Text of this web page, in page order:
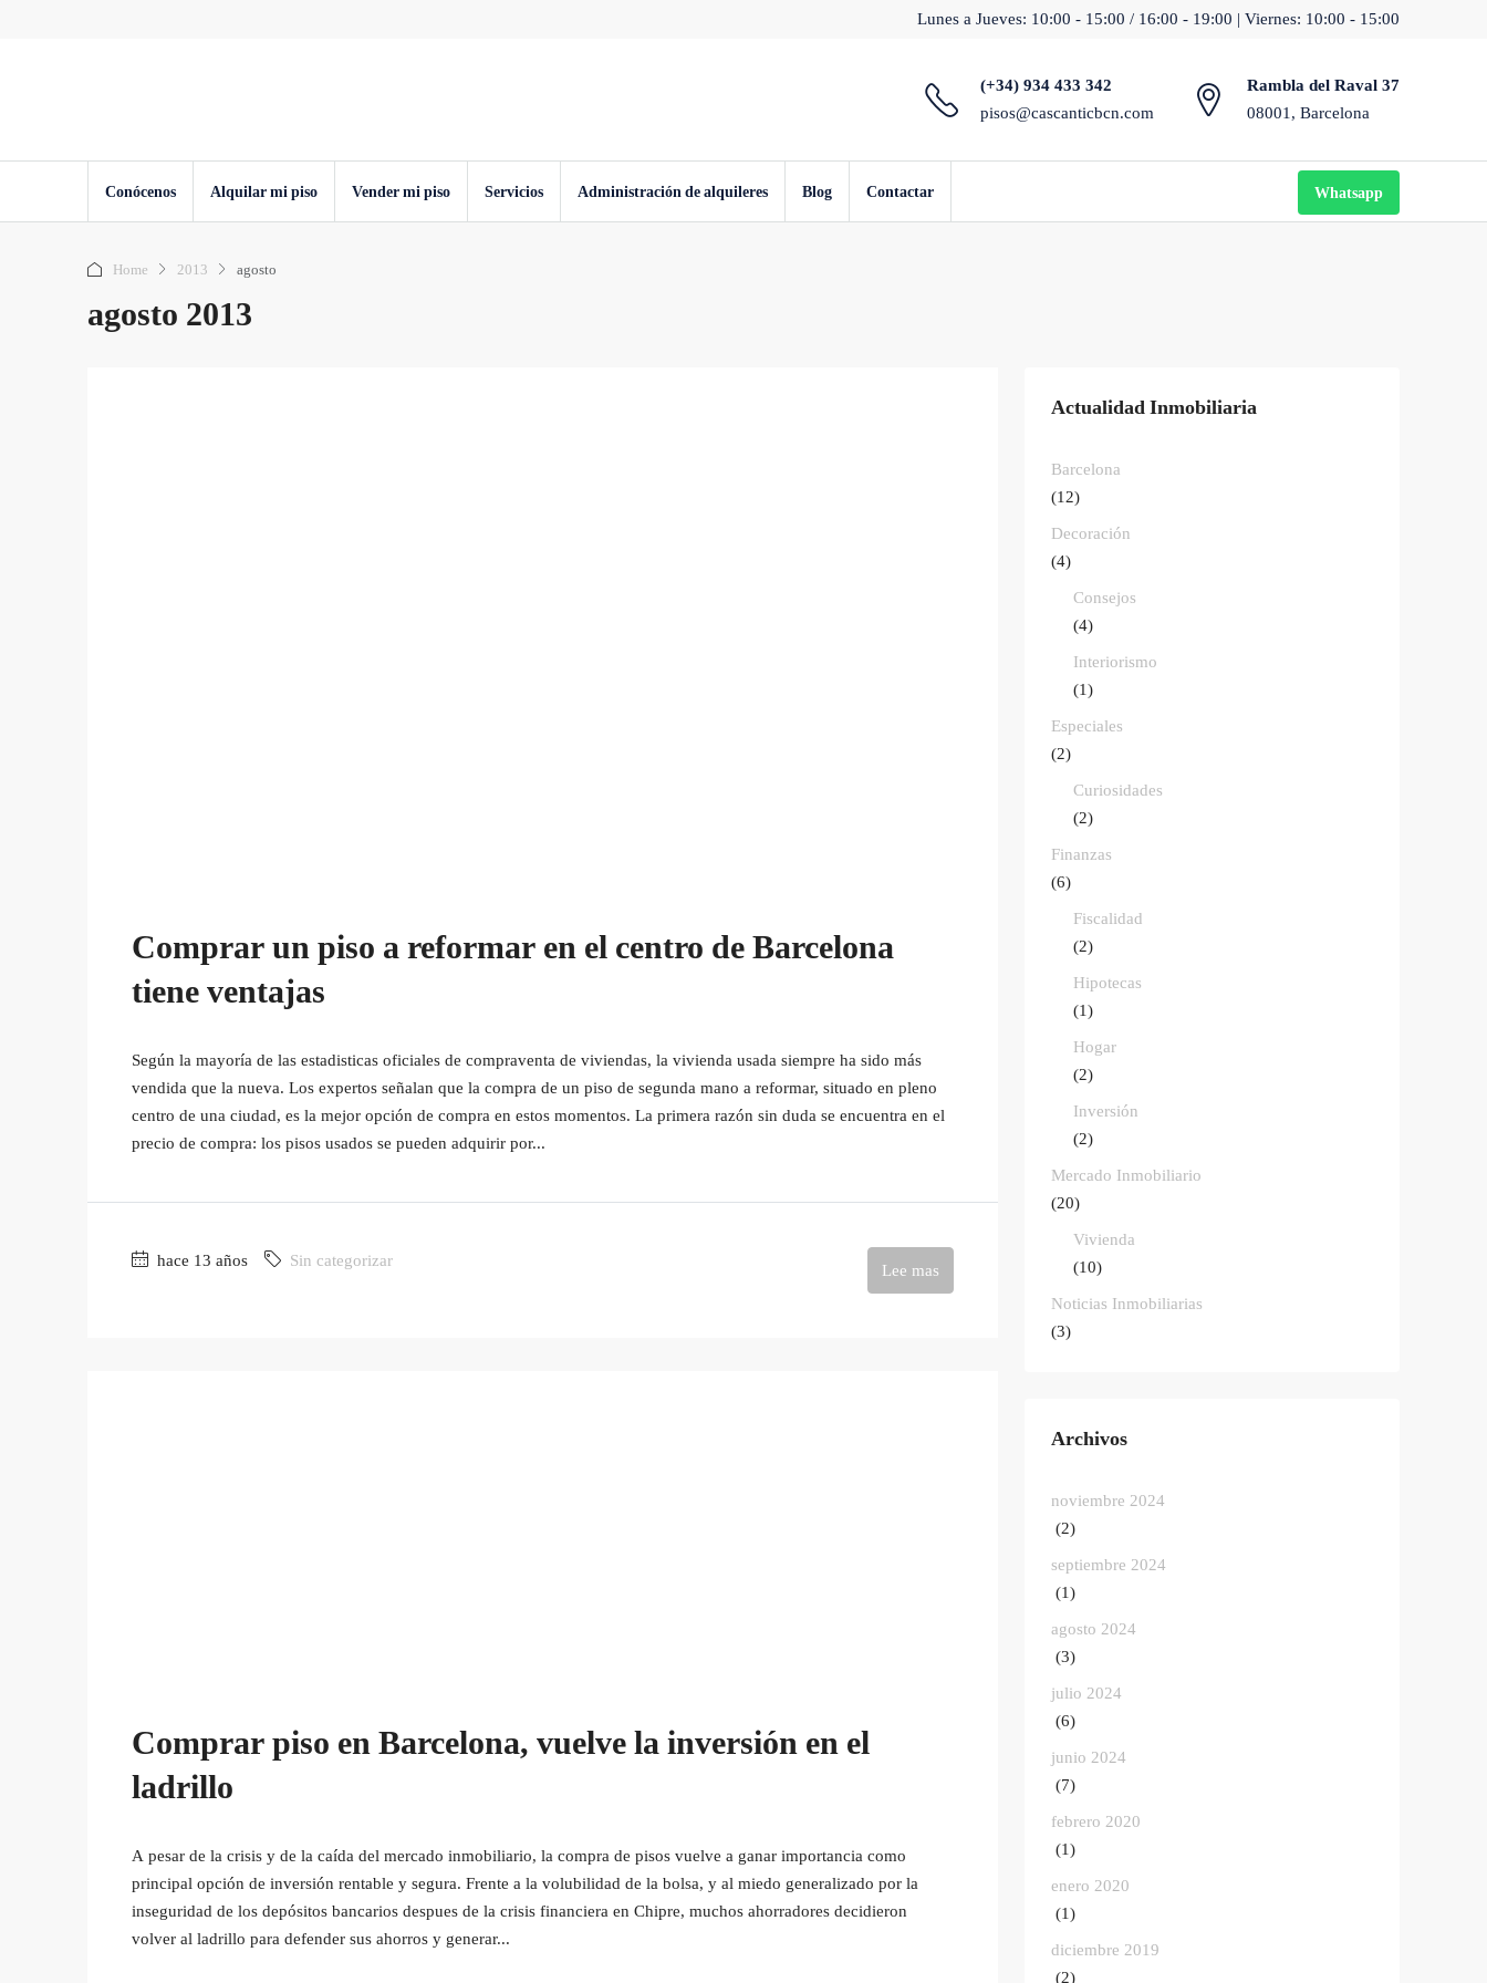
Lunes a Jueves: 10:00 - 15:00 / 16:00 - 19:00 | Viernes: 10:00 - 15:00
(+34) 934 433 342
pisos@cascanticbcn.com
Rambla del Raval 37
08001, Barcelona
Conócenos Alquilar mi piso Vender mi piso Servicios Administración de alquileres Blog Contactar Whatsapp
Home 2013 agosto
agosto 2013
Comprar un piso a reformar en el centro de Barcelona
tiene ventajas
Según la mayoría de las estadisticas oficiales de compraventa de viviendas, la vivienda usada siempre ha sido más
vendida que la nueva. Los expertos señalan que la compra de un piso de segunda mano a reformar, situado en pleno
centro de una ciudad, es la mejor opción de compra en estos momentos. La primera razón sin duda se encuentra en el
precio de compra: los pisos usados se pueden adquirir por...
hace 13 años Sin categorizar Lee mas
Comprar piso en Barcelona, vuelve la inversión en el
ladrillo
A pesar de la crisis y de la caída del mercado inmobiliario, la compra de pisos vuelve a ganar importancia como
principal opción de inversión rentable y segura. Frente a la volubilidad de la bolsa, y al miedo generalizado por la
inseguridad de los depósitos bancarios despues de la crisis financiera en Chipre, muchos ahorradores decidieron
volver al ladrillo para defender sus ahorros y generar...
Actualidad Inmobiliaria
Barcelona
(12)
Decoración
(4)
Consejos
(4)
Interiorismo
(1)
Especiales
(2)
Curiosidades
(2)
Finanzas
(6)
Fiscalidad
(2)
Hipotecas
(1)
Hogar
(2)
Inversión
(2)
Mercado Inmobiliario
(20)
Vivienda
(10)
Noticias Inmobiliarias
(3)
Archivos
noviembre 2024
(2)
septiembre 2024
(1)
agosto 2024
(3)
julio 2024
(6)
junio 2024
(7)
febrero 2020
(1)
enero 2020
(1)
diciembre 2019
(2)